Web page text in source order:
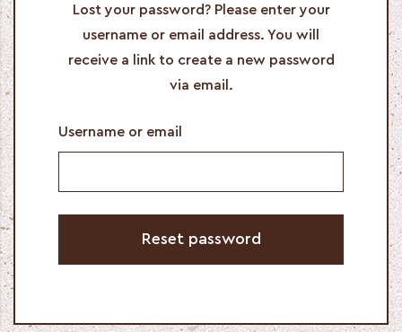
Lost your password? Please enter your
username or email address. You will
receive a link to create a new password
via email.
Username or email
Reset password